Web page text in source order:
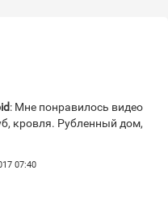
: Мне понравилось видео
кровля. Рубленный дом,
07:40